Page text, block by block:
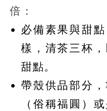
倍：
必備素果與甜
樣，清茶三杯
甜點。
帶殼供品部分
（俗稱福圓）